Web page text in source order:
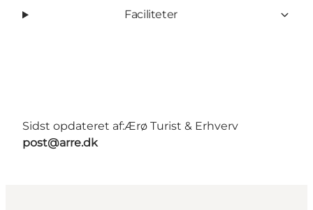
Faciliteter
Sidst opdateret af:Ærø Turist & Erhverv
post@arre.dk